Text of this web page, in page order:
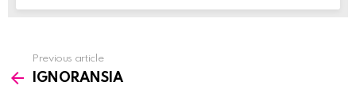
more
Previous article
IGNORANSIA